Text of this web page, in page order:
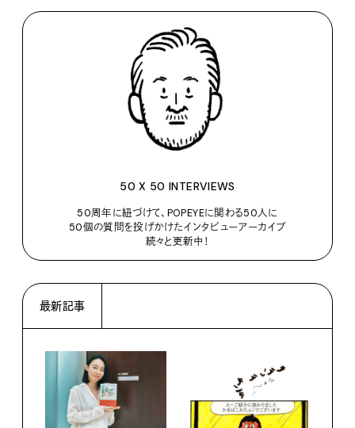
50 X 50 INTERVIEWS
50周年に紐づけて、POPEYEに関わる50人に
50個の質問を投げかけたインタビューアーカイブ
続々と更新中！
最新記事